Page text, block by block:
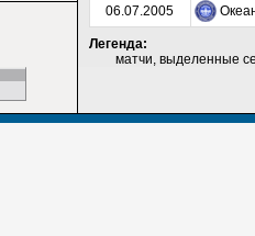
06.07.2005
Легенда:
матчи, выделенные